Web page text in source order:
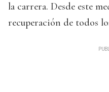
la carrera. Desde este
recuperación de todos